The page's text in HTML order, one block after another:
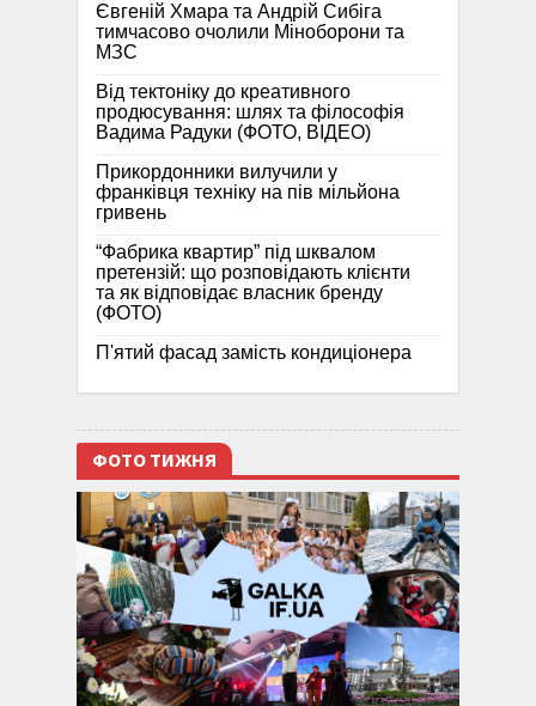
Євгеній Хмара та Андрій Сибіга
тимчасово очолили Міноборони та
МЗС
Від тектоніку до креативного
продюсування: шлях та філософія
Вадима Радуки (ФОТО, ВІДЕО)
Прикордонники вилучили у
франківця техніку на пів мільйона
гривень
“Фабрика квартир” під шквалом
претензій: що розповідають клієнти
та як відповідає власник бренду
(ФОТО)
П'ятий фасад замість кондиціонера
ФОТО ТИЖНЯ